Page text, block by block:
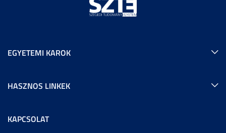
EGYETEMI KAROK
HASZNOS LINKEK
KAPCSOLAT